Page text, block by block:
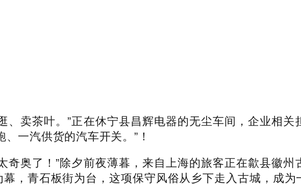
卖茶叶。”正在休宁县昌辉电器的无尘车间，企业相关
一汽供货的汽车开关。”！
奥了！”除夕前夜薄暮，来自上海的旅客正在歙县徽州
，青石板街为台，这项保守风俗从乡下走入古城，成